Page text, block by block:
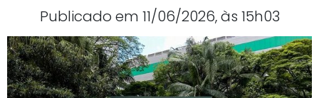
Publicado em 11/06/2026, às 15h03